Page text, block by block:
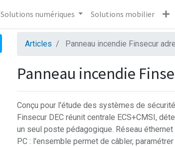
Solutions numériques Solutions mobilier
Articles Panneau incendie Finsecur
Panneau incendie
Conçu pour l'étude des systèmes de
Finsecur DEC réunit centrale ECS+CMSI,
un seul poste pédagogique. Réseau
PC : l'ensemble permet de câbler,